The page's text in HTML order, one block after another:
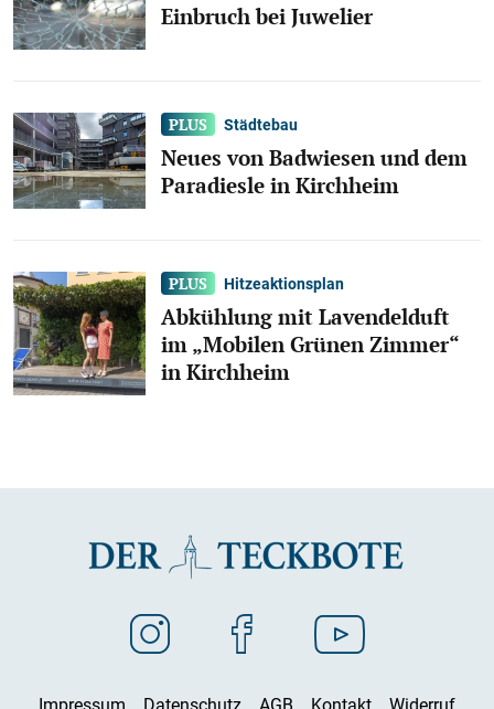
Einbruch bei Juwelier
Städtebau
Neues von Badwiesen und dem
Paradiesle in Kirchheim
Hitzeaktionsplan
Abkühlung mit Lavendelduft
im „Mobilen Grünen Zimmer“
in Kirchheim